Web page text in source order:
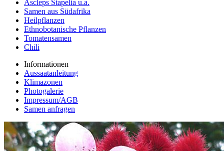
Ascleps Stapelia u.a.
Samen aus Südafrika
Heilpflanzen
Ethnobotanische Pflanzen
Tomatensamen
Chili
Informationen
Aussaatanleitung
Klimazonen
Photogalerie
Impressum/AGB
Samen anfragen